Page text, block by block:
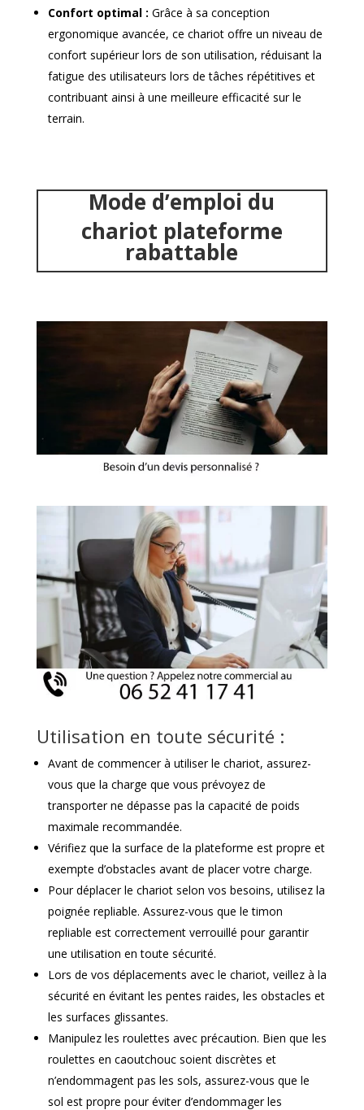
Confort optimal : Grâce à sa conception
ergonomique avancée, ce chariot offre un niveau de
confort supérieur lors de son utilisation, réduisant la
fatigue des utilisateurs lors de tâches répétitives et
contribuant ainsi à une meilleure efficacité sur le
terrain.
Mode d’emploi du
chariot plateforme
rabattable
Utilisation en toute sécurité :
Avant de commencer à utiliser le chariot, assurez-
vous que la charge que vous prévoyez de
transporter ne dépasse pas la capacité de poids
maximale recommandée.
Vérifiez que la surface de la plateforme est propre et
exempte d’obstacles avant de placer votre charge.
Pour déplacer le chariot selon vos besoins, utilisez la
poignée repliable. Assurez-vous que le timon
repliable est correctement verrouillé pour garantir
une utilisation en toute sécurité.
Lors de vos déplacements avec le chariot, veillez à la
sécurité en évitant les pentes raides, les obstacles et
les surfaces glissantes.
Manipulez les roulettes avec précaution. Bien que les
roulettes en caoutchouc soient discrètes et
n’endommagent pas les sols, assurez-vous que le
sol est propre pour éviter d’endommager les